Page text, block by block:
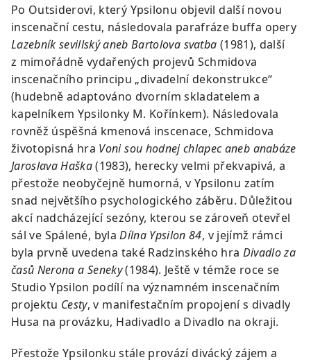
Po Outsiderovi, který Ypsilonu objevil další novou
inscenační cestu, následovala parafráze buffa opery
Lazebník sevillský aneb Bartolova svatba (1981), další
z mimořádně vydařených projevů Schmidova
inscenačního principu „divadelní dekonstrukce“
(hudebně adaptováno dvorním skladatelem a
kapelníkem Ypsilonky M. Kořínkem). Následovala
rovněž úspěšná kmenová inscenace, Schmidova
životopisná hra Voni sou hodnej chlapec aneb anabáze
Jaroslava Haška(1983), herecky velmi překvapivá, a
přestože neobyčejně humorná, v Ypsilonu zatím
snad největšího psychologického záběru. Důležitou
akcí nadcházející sezóny, kterou se zároveň otevřel
sál ve Spálené, bylaDílna Ypsilon 84, v jejímž rámci
byla prvně uvedena také Radzinského hra Divadlo za
časů Nerona a Seneky(1984). Ještě v témže roce se
Studio Ypsilon podílí na významném inscenačním
projektu Cesty, v manifestačním propojení s divadly
Husa na provázku, Hadivadlo a Divadlo na okraji.
Přestože Ypsilonku stále provází divácký zájem a